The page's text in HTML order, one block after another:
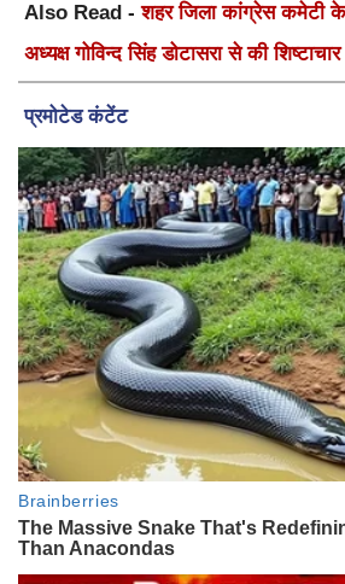
Also Read -शहर जिला कांग्रेस कमेटी के
अध्यक्ष गोविन्द सिंह डोटासरा से की